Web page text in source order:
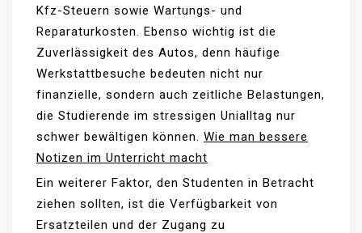
Kfz-Steuern sowie Wartungs- und
Reparaturkosten. Ebenso wichtig ist die
Zuverlässigkeit des Autos, denn häufige
Werkstattbesuche bedeuten nicht nur
finanzielle, sondern auch zeitliche Belastungen,
die Studierende im stressigen Unialltag nur
schwer bewältigen können. Wie man bessere
Notizen im Unterricht macht
Ein weiterer Faktor, den Studenten in Betracht
ziehen sollten, ist die Verfügbarkeit von
Ersatzteilen und der Zugang zu